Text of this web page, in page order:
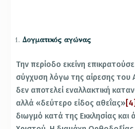
Δογματικός αγώνας
Την περίοδο εκείνη
σύγχυση λόγω της αίρεσης του
δεν αποτελεί εναλλακτική
αλλά «δεύτερο είδος αθεΐας» [4]
διωγμό κατά της Εκκλησίας και